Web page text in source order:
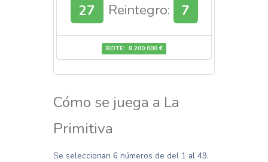
27
Reintegro: 7
BOTE: 8.200.000 €
Cómo se juega a La
Primitiva
Se seleccionan 6 números de del 1 al 49.